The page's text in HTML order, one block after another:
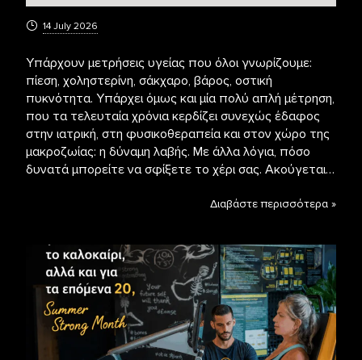
14 July 2026
Υπάρχουν μετρήσεις υγείας που όλοι γνωρίζουμε:
πίεση, χοληστερίνη, σάκχαρο, βάρος, οστική
πυκνότητα. Υπάρχει όμως και μία πολύ απλή μέτρηση,
που τα τελευταία χρόνια κερδίζει συνεχώς έδαφος
στην ιατρική, στη φυσικοθεραπεία και στον χώρο της
μακροζωίας: η δύναμη λαβής. Με άλλα λόγια, πόσο
δυνατά μπορείτε να σφίξετε το χέρι σας. Ακούγεται…
Διαβάστε περισσότερα »